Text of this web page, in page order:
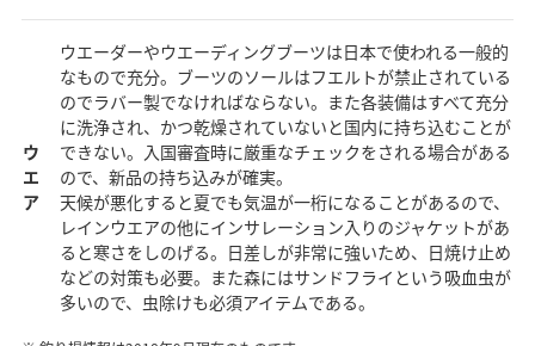
ウ
エ
ア
ウエーダーやウエーディングブーツは日本で使われる一般的
なもので充分。ブーツのソールはフエルトが禁止されている
のでラバー製でなければならない。また各装備はすべて充分
に洗浄され、かつ乾燥されていないと国内に持ち込むことが
できない。入国審査時に厳重なチェックをされる場合がある
ので、新品の持ち込みが確実。
天候が悪化すると夏でも気温が一桁になることがあるので、
レインウエアの他にインサレーション入りのジャケットがあ
ると寒さをしのげる。日差しが非常に強いため、日焼け止め
などの対策も必要。また森にはサンドフライという吸血虫が
多いので、虫除けも必須アイテムである。